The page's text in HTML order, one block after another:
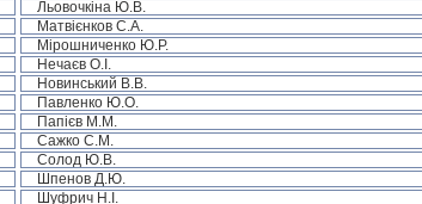
Льовочкіна Ю.В.
Матвієнков С.А.
Мірошниченко Ю.Р.
Нечаєв О.І.
Новинський В.В.
Павленко Ю.О.
Папієв М.М.
Сажко С.М.
Солод Ю.В.
Шпенов Д.Ю.
Шуфрич Н.І.